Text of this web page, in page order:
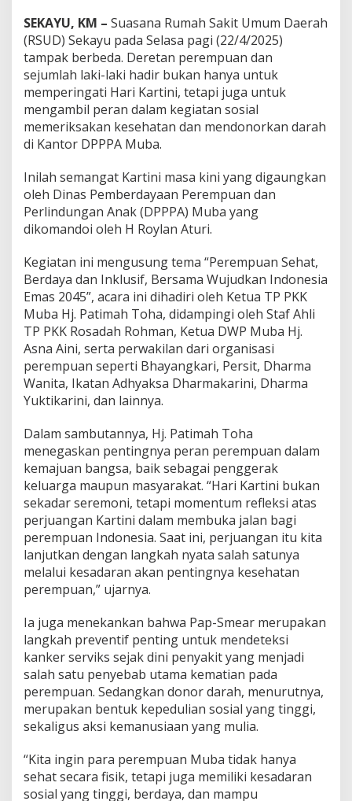
T
i
n
j
a
u
K
e
g
t
a
n
P
-
S
m
e
r
d
a
n
D
o
o
r
D
r
a
h
SEKAYU, KM – Suasana Rumah Sakit Umum Daerah
(RSUD) Sekayu pada Selasa pagi (22/4/2025)
tampak berbeda. Deretan perempuan dan
sejumlah laki-laki hadir bukan hanya untuk
memperingati Hari Kartini, tetapi juga untuk
mengambil peran dalam kegiatan sosial
memeriksakan kesehatan dan mendonorkan darah
di Kantor DPPPA Muba.
Inilah semangat Kartini masa kini yang digaungkan
oleh Dinas Pemberdayaan Perempuan dan
Perlindungan Anak (DPPPA) Muba yang
dikomandoi oleh H Roylan Aturi.
Kegiatan ini mengusung tema “Perempuan Sehat,
Berdaya dan Inklusif, Bersama Wujudkan Indonesia
Emas 2045”, acara ini dihadiri oleh Ketua TP PKK
Muba Hj. Patimah Toha, didampingi oleh Staf Ahli
TP PKK Rosadah Rohman, Ketua DWP Muba Hj.
Asna Aini, serta perwakilan dari organisasi
perempuan seperti Bhayangkari, Persit, Dharma
Wanita, Ikatan Adhyaksa Dharmakarini, Dharma
Yuktikarini, dan lainnya.
Dalam sambutannya, Hj. Patimah Toha
menegaskan pentingnya peran perempuan dalam
kemajuan bangsa, baik sebagai penggerak
keluarga maupun masyarakat. “Hari Kartini bukan
sekadar seremoni, tetapi momentum refleksi atas
perjuangan Kartini dalam membuka jalan bagi
perempuan Indonesia. Saat ini, perjuangan itu kita
lanjutkan dengan langkah nyata salah satunya
melalui kesadaran akan pentingnya kesehatan
perempuan,” ujarnya.
Ia juga menekankan bahwa Pap-Smear merupakan
langkah preventif penting untuk mendeteksi
kanker serviks sejak dini penyakit yang menjadi
salah satu penyebab utama kematian pada
perempuan. Sedangkan donor darah, menurutnya,
merupakan bentuk kepedulian sosial yang tinggi,
sekaligus aksi kemanusiaan yang mulia.
“Kita ingin para perempuan Muba tidak hanya
sehat secara fisik, tetapi juga memiliki kesadaran
sosial yang tinggi, berdaya, dan mampu